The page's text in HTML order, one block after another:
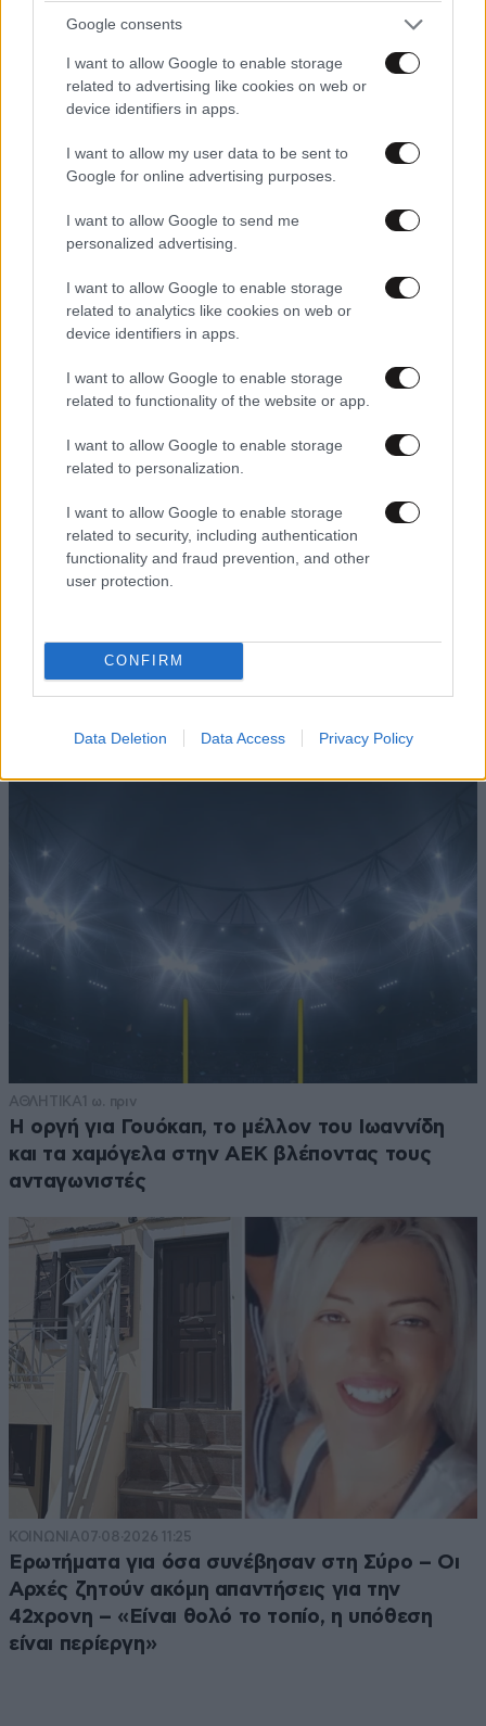
Google consents
I want to allow Google to enable storage
related to advertising like cookies on web or
device identifiers in apps.
I want to allow my user data to be sent to
Google for online advertising purposes.
I want to allow Google to send me
personalized advertising.
I want to allow Google to enable storage
related to analytics like cookies on web or
device identifiers in apps.
I want to allow Google to enable storage
related to functionality of the website or app.
I want to allow Google to enable storage
related to personalization.
I want to allow Google to enable storage
related to security, including authentication
functionality and fraud prevention, and other
user protection.
CONFIRM
Data Deletion Data Access Privacy Policy
5 ροφήματα που μπορείτε να πίνετε πριν τον
Ζευγάρι από τις ΗΠΑ που «υιοθέτησε» τον
Αφγανό κατηγορούμενο για τη δολοφονία της
Ελίζαμπεθ Ρος: «Είμαστε συντετριμμένοι – Δεν
ΑΘΛΗΤΙΚΑ1 ω. πριν
Η οργή για Γουόκαπ, το μέλλον του Ιωαννίδη
και τα χαμόγελα στην ΑΕΚ βλέποντας τους
ανταγωνιστές
ΚΟΙΝΩΝΙΑ07·08·2026 11:25
Ερωτήματα για όσα συνέβησαν στη Σύρο – Οι
Αρχές ζητούν ακόμη απαντήσεις για την
42χρονη – «Είναι θολό το τοπίο, η υπόθεση
είναι περίεργη»